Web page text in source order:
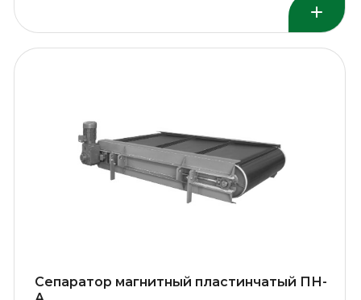
Сепаратор магнитный пластинчатый ПН-